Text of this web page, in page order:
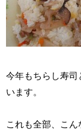
今年もちらし寿司
います。
これも全部、こ